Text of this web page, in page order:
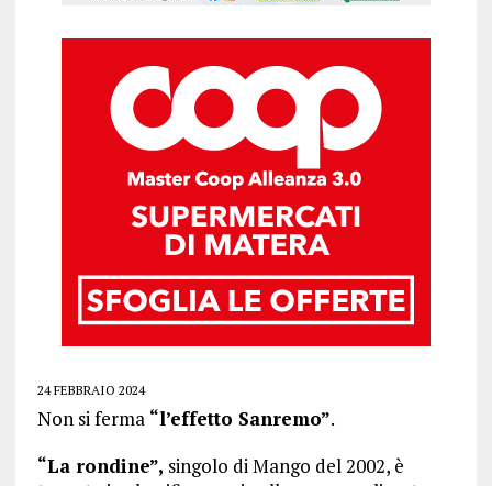
24 FEBBRAIO 2024
Non si ferma“l’effetto Sanremo”.
“La rondine”, singolo di Mango del 2002, è